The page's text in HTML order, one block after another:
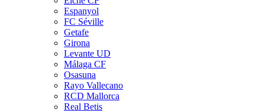
Espanyol
FC Séville
Getafe
Girona
Levante UD
Málaga CF
Osasuna
Rayo Vallecano
RCD Mallorca
Real Betis